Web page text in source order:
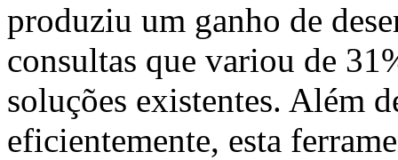
produziu um ganho de
consultas que variou de
soluções existentes. Além
eficientemente, esta